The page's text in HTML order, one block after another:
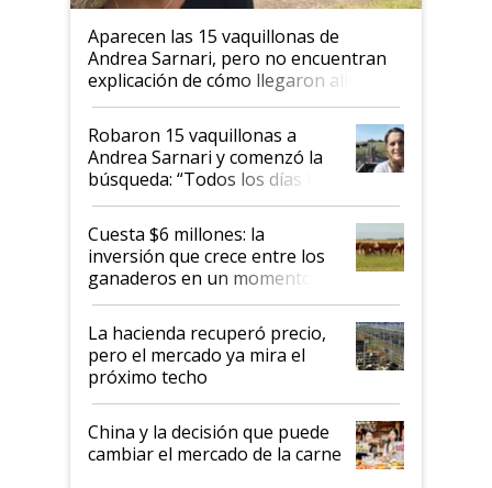
Aparecen las 15 vaquillonas de
Andrea Sarnari, pero no encuentran
explicación de cómo llegaron allí
Robaron 15 vaquillonas a
Andrea Sarnari y comenzó la
búsqueda: “Todos los días le
toca a algún productor”
Cuesta $6 millones: la
inversión que crece entre los
ganaderos en un momento
histórico para la actividad
La hacienda recuperó precio,
pero el mercado ya mira el
próximo techo
China y la decisión que puede
cambiar el mercado de la carne